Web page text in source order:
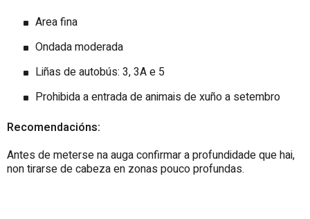
Area fina
Ondada moderada
Liñas de autobús: 3, 3A e 5
Prohibida a entrada de animais de xuño a setembro
Recomendacións:
Antes de meterse na auga confirmar a profundidade que hai,
non tirarse de cabeza en zonas pouco profundas.